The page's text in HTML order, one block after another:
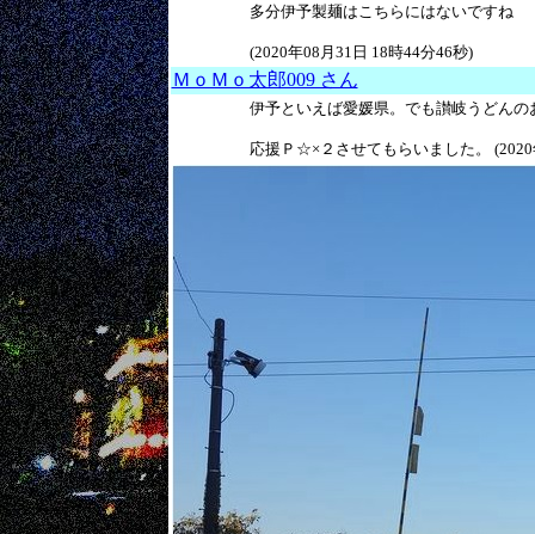
多分伊予製麺はこちらにはないですね
(2020年08月31日 18時44分46秒)
ＭｏＭｏ太郎009 さん
伊予といえば愛媛県。でも讃岐うどんの
応援Ｐ☆×２させてもらいました。